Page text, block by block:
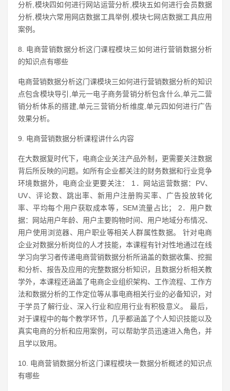
分析,模块四如何进行网站运营分析,模块五如何进行会员数据
分析,模块六常用网店数据工具举例,模块七网店数据工具应用
案例。
8. 电商营销数据分析这门课程模块三如何进行营销数据分析
的知识点有哪些
电商营销数据分析这门课模块三如何进行营销数据分析的知识
点包含模块导引,单元一电子商务营销分析包含什么,单元二营
销分析体系的搭建,单元三营销分析维度,单元四如何进行广告
效果分析。
9. 电商营销数据分析课程讲什么内容
在大数据复时代下，电商企业关注产品外制，更需要关注数据
背后所反映的问题。如所有企业都关注的财务数据和行业竞争
环境数据外，电商企业更要关注： 1．网站运营数据：PV、
UV、评论数、跳出率、新用户注册购买率、广告投放转化
率、平均每个用户获取成本等，SEM流量占比； 2．用户数
据：网站用户年龄、用户主要购物时间、用户地域分布情况、
用户使用浏览器、用户职业等相关人群属性数据。 针对电商
企业对数据分析岗位的人才技能，本课程有针对性地通过在线
学习向学习者传递电商营销数据分析所涵盖的数据收集、挖掘
和分析、报告及应用的完整数据分析知识，且数据分析相关教
学外，本课程还涵盖了电商企业组织架构、工作流程、工作方
法和数据分析的工作定位等从事电商相关行业的必备知识，对
于学员了解行业、深入行业和应用行业有积极意义。 最后，
对于课程中的每个教学环节，几乎都涵盖了个人知识技能以及
真实电商的分析和应用案例，可以帮助学员迅速进入角色，并
且学以致用。
10. 电商营销数据分析这门课程模块一数据分析概述的知识点
有哪些